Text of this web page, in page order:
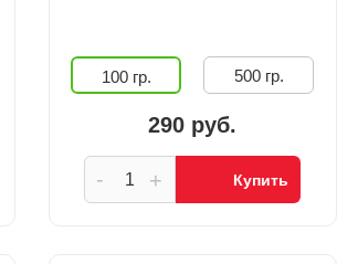
100 гр. 500 гр.
290 руб.
+
- Купить